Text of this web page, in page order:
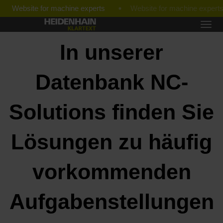
Website for machine experts
In unserer
Datenbank NC-
Solutions finden Sie
Lösungen zu häufig
vorkommenden
Aufgabenstellungen